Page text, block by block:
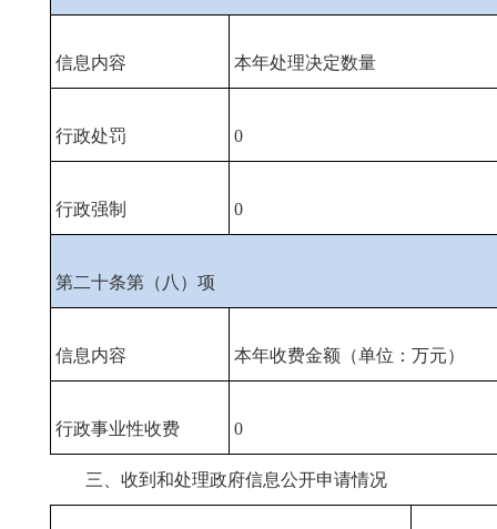
信息内容 本年处理决定数量
行政处罚 0
行政强制 0
第二十条第（八）项
信息内容 本年收费金额（单位：万元）
行政事业性收费 0
三、收到和处理政府信息公开申请情况